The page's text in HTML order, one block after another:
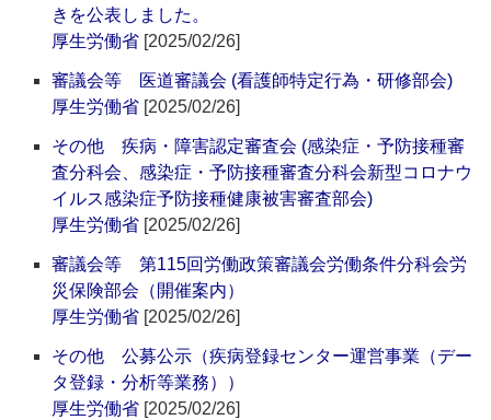
きを公表しました。
厚生労働省 [2025/02/26]
審議会等 医道審議会 (看護師特定行為・研修部会)
厚生労働省 [2025/02/26]
その他 疾病・障害認定審査会 (感染症・予防接種審
査分科会、感染症・予防接種審査分科会新型コロナウ
イルス感染症予防接種健康被害審査部会)
厚生労働省 [2025/02/26]
審議会等 第115回労働政策審議会労働条件分科会労
災保険部会（開催案内）
厚生労働省 [2025/02/26]
その他 公募公示（疾病登録センター運営事業（デー
タ登録・分析等業務））
厚生労働省 [2025/02/26]